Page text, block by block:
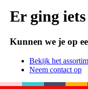
Er ging
Kunnen we je op
Bekijk het
Neem contact op